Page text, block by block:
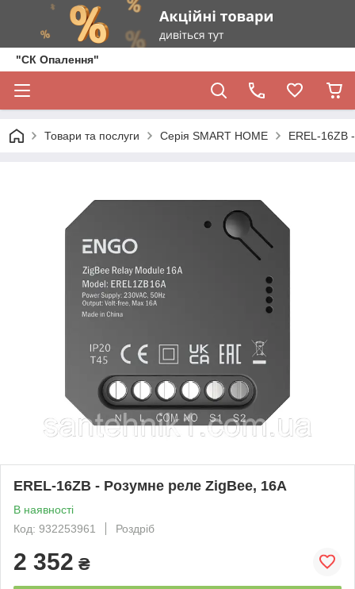
"СК Опалення"
Товари та послуги Серія SMART HOME EREL-16ZB
EREL-16ZB - Розумне реле ZigBee, 16А
В наявності
Код: 932253961
Роздріб
2 352 ₴